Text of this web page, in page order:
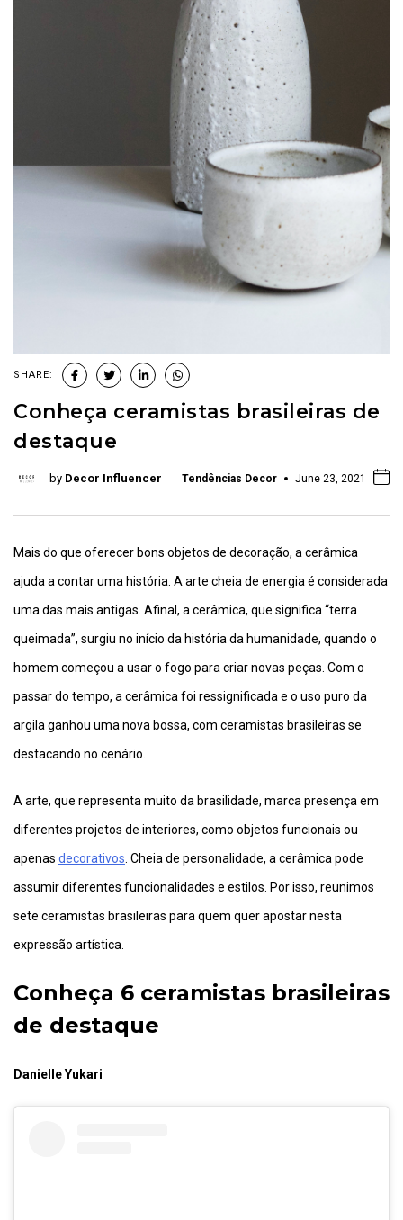
SHARE:
Conheça ceramistas brasileiras de
destaque
by Decor Influencer Tendências Decor June 23, 2021
Mais do que oferecer bons objetos de decoração, a cerâmica
ajuda a contar uma história. A arte cheia de energia é considerada
uma das mais antigas. Afinal, a cerâmica, que significa “terra
queimada”, surgiu no início da história da humanidade, quando o
homem começou a usar o fogo para criar novas peças. Com o
passar do tempo, a cerâmica foi ressignificada e o uso puro da
argila ganhou uma nova bossa, com ceramistas brasileiras se
destacando no cenário.
A arte, que representa muito da brasilidade, marca presença em
diferentes projetos de interiores, como objetos funcionais ou
apenas decorativos . Cheia de personalidade, a cerâmica pode
assumir diferentes funcionalidades e estilos. Por isso, reunimos
sete ceramistas brasileiras para quem quer apostar nesta
expressão artística.
Conheça 6 ceramistas brasileiras
de destaque
Danielle Yukari